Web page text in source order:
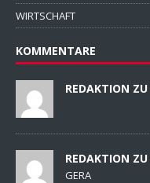
WIRTSCHAFT
KOMMENTARE
REDAKTION ZU
REDAKTION ZU
GERA